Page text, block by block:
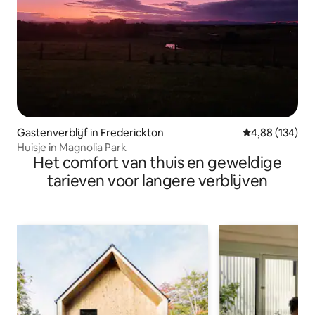
Gastenverblijf in Frederickton Gemiddelde
4,88 (134)
Huisje in Magnolia Park
Het comfort van thuis en geweldige
tarieven voor langere verblijven